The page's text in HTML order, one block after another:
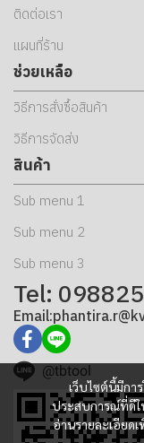
เว็บไซต์นี้มีกา
ประสบการณ์ที่ดีใ
อ่านรายละเอียด
ติดต่อเรา
แผนที่ร้าน
ช่วยเหลือ
วิธีการสั่งซื้อสินค้า
วิธีการจัดส่ง
สินค้า
Sub menu 1
Sub menu 2
Sub menu 3
Tel:
@tbtool